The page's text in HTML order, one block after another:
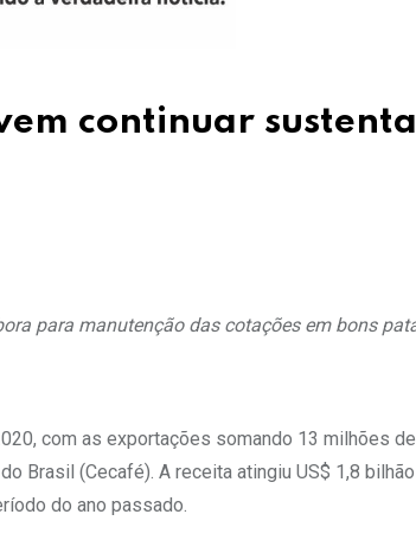
continuar
para manutenção das cotações em bons
com as exportações somando 13 milhões
Brasil (Cecafé). A receita atingiu US$ 1,8
do ano passado.